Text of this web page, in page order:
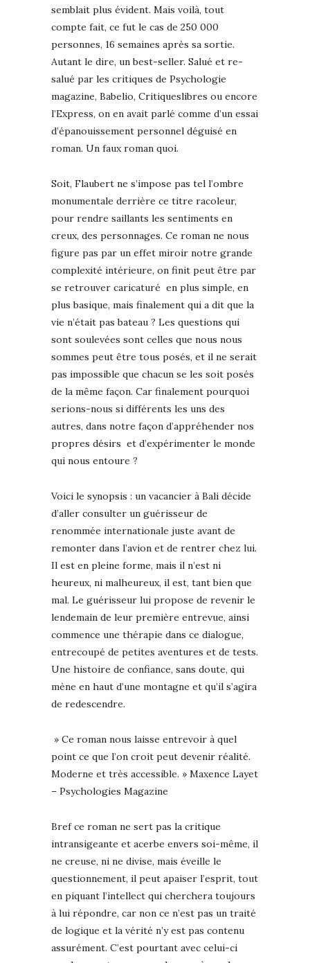
semblait plus évident. Mais voilà, tout
compte fait, ce fut le cas de 250 000
personnes, 16 semaines après sa sortie.
Autant le dire, un best-seller. Salué et re-
salué par les critiques de Psychologie
magazine, Babelio, Critiqueslibres ou encore
l’Express, on en avait parlé comme d’un essai
d’épanouissement personnel déguisé en
roman. Un faux roman quoi.
Soit, Flaubert ne s’impose pas tel l’ombre
monumentale derrière ce titre racoleur,
pour rendre saillants les sentiments en
creux, des personnages. Ce roman ne nous
figure pas par un effet miroir notre grande
complexité intérieure, on finit peut être par
se retrouver caricaturé en plus simple, en
plus basique, mais finalement qui a dit que la
vie n’était pas bateau ? Les questions qui
sont soulevées sont celles que nous nous
sommes peut être tous posés, et il ne serait
pas impossible que chacun se les soit posés
de la même façon. Car finalement pourquoi
serions-nous si différents les uns des
autres, dans notre façon d’appréhender nos
propres désirs et d’expérimenter le monde
qui nous entoure ?
Voici le synopsis : un vacancier à Bali décide
d’aller consulter un guérisseur de
renommée internationale juste avant de
remonter dans l’avion et de rentrer chez lui.
Il est en pleine forme, mais il n’est ni
heureux, ni malheureux, il est, tant bien que
mal. Le guérisseur lui propose de revenir le
lendemain de leur première entrevue, ainsi
commence une thérapie dans ce dialogue,
entrecoupé de petites aventures et de tests.
Une histoire de confiance, sans doute, qui
mène en haut d’une montagne et qu’il s’agira
de redescendre.
» Ce roman nous laisse entrevoir à quel
point ce que l’on croit peut devenir réalité.
Moderne et très accessible. » Maxence Layet
– Psychologies Magazine
Bref ce roman ne sert pas la critique
intransigeante et acerbe envers soi-même, il
ne creuse, ni ne divise, mais éveille le
questionnement, il peut apaiser l’esprit, tout
en piquant l’intellect qui cherchera toujours
à lui répondre, car non ce n’est pas un traité
de logique et la vérité n’y est pas contenu
assurément. C’est pourtant avec celui-ci